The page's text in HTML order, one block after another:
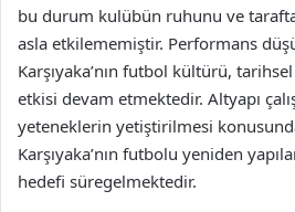
bu durum kulübün ruhunu ve
asla etkilememiştir. Performans
Karşıyaka’nın futbol kültürü,
etkisi devam etmektedir. Altyapı
yeteneklerin yetiştirilmesi
Karşıyaka’nın futbolu yeniden
hedefi süregelmektedir.